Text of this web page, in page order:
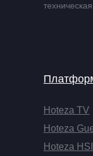
Hoteza TV
Hoteza
Hoteza